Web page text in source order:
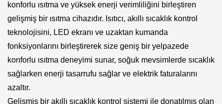
konforlu ısıtma ve yüksek enerji verimliliğini birleştiren
gelişmiş bir ısıtma cihazıdır. Isıtıcı, akıllı sıcaklık kontrol
teknolojisini, LED ekranı ve uzaktan kumanda
fonksiyonlarını birleştirerek size geniş bir yelpazede
konforlu ısıtma deneyimi sunar, soğuk mevsimlerde sıcaklık
sağlarken enerji tasarrufu sağlar ve elektrik faturalarını
azaltır.
Gelişmiş bir akıllı sıcaklık kontrol sistemi ile donatılmış olan